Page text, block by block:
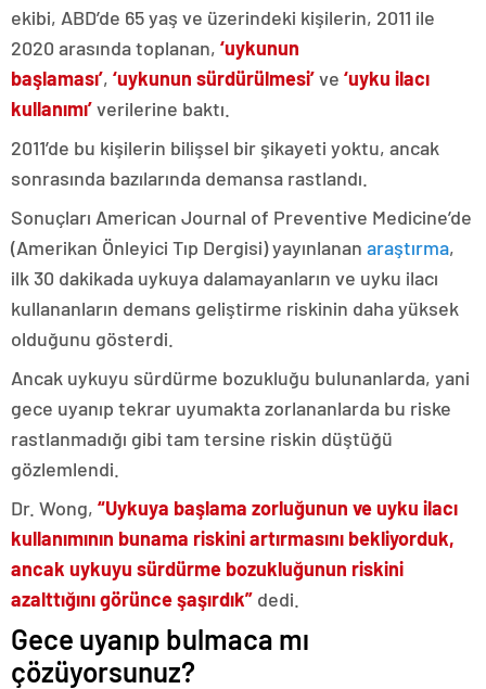
ekibi, ABD’de 65 yaş ve üzerindeki kişilerin, 2011 ile
2020 arasında toplanan, ‘uykunun
başlaması’, ‘uykunun sürdürülmesi’ve ‘uyku ilacı
kullanımı’verilerine baktı.
2011’de bu kişilerin bilişsel bir şikayeti yoktu, ancak
sonrasında bazılarında demansa rastlandı.
Sonuçları American Journal of Preventive Medicine’de
(Amerikan Önleyici Tıp Dergisi) yayınlanan araştırma,
ilk 30 dakikada uykuya dalamayanların ve uyku ilacı
kullananların demans geliştirme riskinin daha yüksek
olduğunu gösterdi.
Ancak uykuyu sürdürme bozukluğu bulunanlarda, yani
gece uyanıp tekrar uyumakta zorlananlarda bu riske
rastlanmadığı gibi tam tersine riskin düştüğü
gözlemlendi.
Dr. Wong, “Uykuya başlama zorluğunun ve uyku ilacı
kullanımının bunama riskini artırmasını bekliyorduk,
ancak uykuyu sürdürme bozukluğunun riskini
azalttığını görünce şaşırdık” dedi.
Gece uyanıp bulmaca mı
çözüyorsunuz?